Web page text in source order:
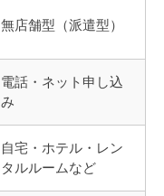
無店舗型（派遣型）
電話・ネット申し込
み
自宅・ホテル・レン
タルルームなど